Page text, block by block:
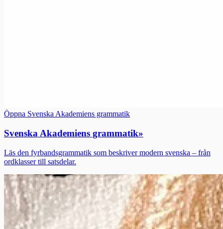
Öppna Svenska Akademiens grammatik
Svenska Akademiens grammatik»
Läs den fyrbandsgrammatik som beskriver modern svenska – från
ordklasser till satsdelar.